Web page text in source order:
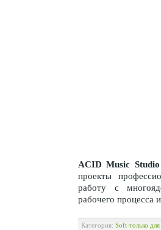
ACID Music
проекты
работу с
рабочего процесса
Категория: Soft-только